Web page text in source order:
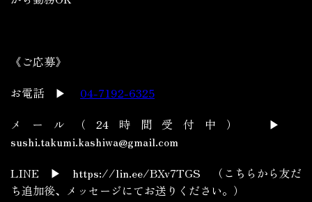
《ご応募》
お電話 ▶
04-7192-6325
メール（24時間受付中） ▶
sushi.takumi.kashiwa@gmail.com
LINE ▶ https://lin.ee/BXv7TGS （こちらから友だ
ち追加後、メッセージにてお送りください。）